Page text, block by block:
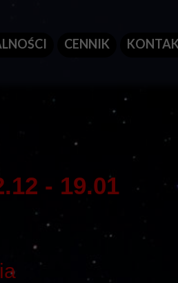
- 19.01
CENNIK